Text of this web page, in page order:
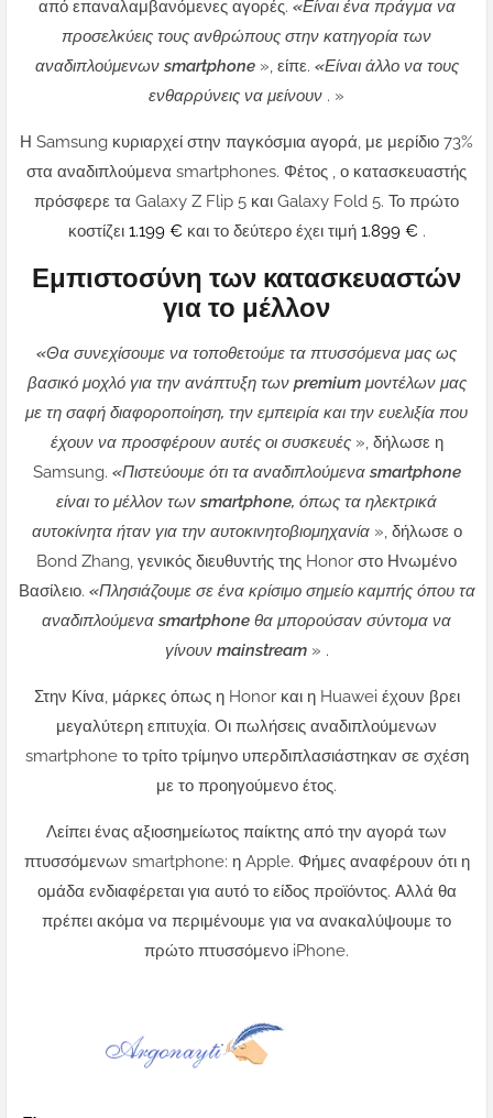
από επαναλαμβανόμενες αγορές. «Είναι ένα πράγμα να
προσελκύεις τους ανθρώπους στην κατηγορία των
αναδιπλούμενων smartphone », είπε. «Είναι άλλο να τους
ενθαρρύνεις να μείνουν . »
Η Samsung κυριαρχεί στην παγκόσμια αγορά, με μερίδιο 73%
στα αναδιπλούμενα smartphones. Φέτος , ο κατασκευαστής
πρόσφερε τα Galaxy Z Flip 5 και Galaxy Fold 5. Το πρώτο
κοστίζει 1.199 € και το δεύτερο έχει τιμή 1.899 € .
Εμπιστοσύνη των κατασκευαστών
για το μέλλον
«Θα συνεχίσουμε να τοποθετούμε τα πτυσσόμενα μας ως
βασικό μοχλό για την ανάπτυξη των premium μοντέλων μας
με τη σαφή διαφοροποίηση, την εμπειρία και την ευελιξία που
έχουν να προσφέρουν αυτές οι συσκευές », δήλωσε η
Samsung. «Πιστεύουμε ότι τα αναδιπλούμενα smartphone
είναι το μέλλον των smartphone, όπως τα ηλεκτρικά
αυτοκίνητα ήταν για την αυτοκινητοβιομηχανία », δήλωσε ο
Bond Zhang, γενικός διευθυντής της Honor στο Ηνωμένο
Βασίλειο. «Πλησιάζουμε σε ένα κρίσιμο σημείο καμπής όπου τα
αναδιπλούμενα smartphone θα μπορούσαν σύντομα να
γίνουν mainstream » .
Στην Κίνα, μάρκες όπως η Honor και η Huawei έχουν βρει
μεγαλύτερη επιτυχία. Οι πωλήσεις αναδιπλούμενων
smartphone το τρίτο τρίμηνο υπερδιπλασιάστηκαν σε σχέση
με το προηγούμενο έτος.
Λείπει ένας αξιοσημείωτος παίκτης από την αγορά των
πτυσσόμενων smartphone: η Apple. Φήμες αναφέρουν ότι η
ομάδα ενδιαφέρεται για αυτό το είδος προϊόντος. Αλλά θα
πρέπει ακόμα να περιμένουμε για να ανακαλύψουμε το
πρώτο πτυσσόμενο iPhone.